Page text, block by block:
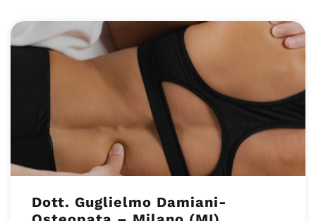
Dott. Guglielmo Damiani-